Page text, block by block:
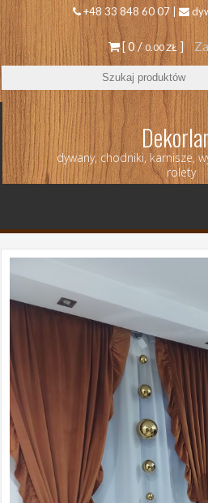
+48 33 848 60 07 |
[ 0 /0.00 ZŁ ]
dywany, chodniki, karnisze,
rolety